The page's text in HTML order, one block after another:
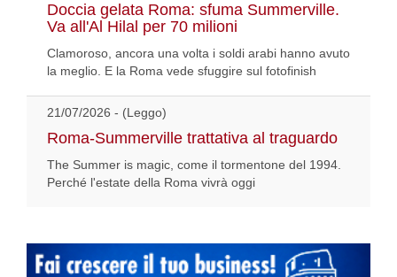
Doccia gelata Roma: sfuma Summerville.
Va all'Al Hilal per 70 milioni
Clamoroso, ancora una volta i soldi arabi hanno avuto
la meglio. E la Roma vede sfuggire sul fotofinish
21/07/2026 - (Leggo)
Roma-Summerville trattativa al traguardo
The Summer is magic, come il tormentone del 1994.
Perché l'estate della Roma vivrà oggi